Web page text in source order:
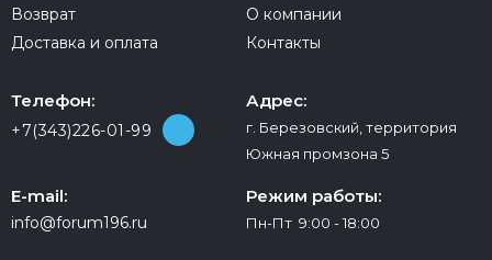
Возврат
Доставка и оплата
О компании
Контакты
Телефон:
+7(343)226-01-99
Адрес:
г. Березовский, территория
Южная промзона 5
E-mail:
info@forum196.ru
Режим работы:
Пн-Пт 9:00 - 18:00